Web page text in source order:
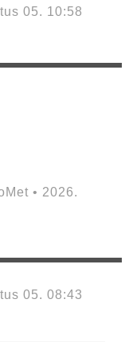
05. 10:58
• 2026.
05. 08:43